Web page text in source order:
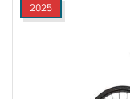
2025